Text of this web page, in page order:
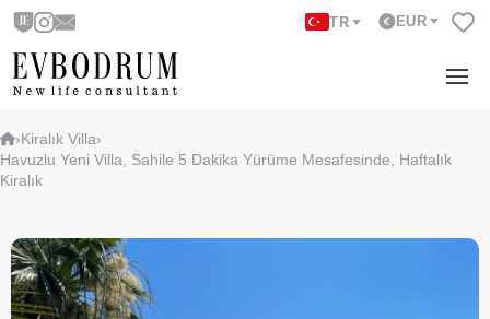
TR EUR
› Kiralık Villa›
Havuzlu Yeni Villa, Sahile 5 Dakika Yürüme Mesafesinde, Haftalık
Kiralık